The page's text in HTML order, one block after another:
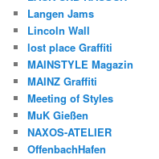
Langen Jams
Lincoln Wall
lost place Graffiti
MAINSTYLE Magazin
MAINZ Graffiti
Meeting of Styles
MuK Gießen
NAXOS-ATELIER
OffenbachHafen